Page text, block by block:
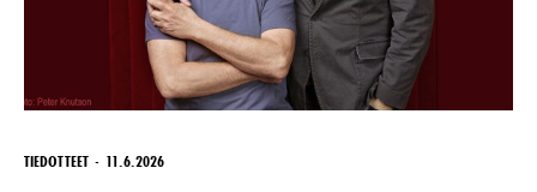
TIEDOTTEET 11.6.2026